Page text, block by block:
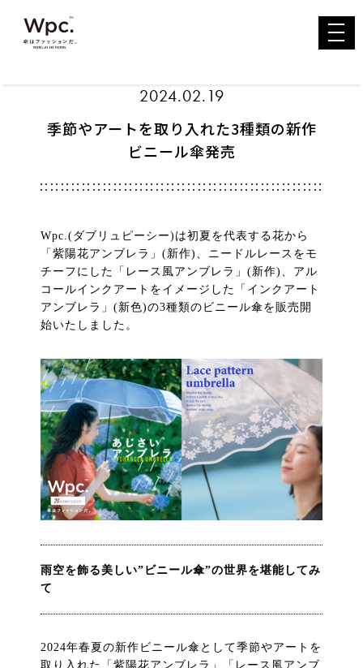
toggle
2024.02.19
季節やアートを取り入れた3種類の新作
ビニール傘発売
Wpc.(ダブリュピーシー)は初夏を代表する花から
「紫陽花アンブレラ」(新作)、ニードルレースをモ
チーフにした「レース風アンブレラ」(新作)、アル
コールインクアートをイメージした「インクアート
アンブレラ」(新色)の3種類のビニール傘を販売開
始いたしました。
雨空を飾る美しい”ビニール傘”の世界を堪能してみ
て
2024年春夏の新作ビニール傘として季節やアートを
取り入れた「紫陽花アンブレラ」「レース風アンブ